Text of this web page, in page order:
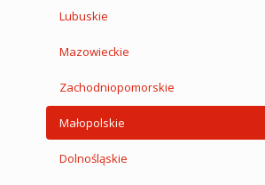
Lubuskie
Mazowieckie
Zachodniopomorskie
Małopolskie
Dolnośląskie